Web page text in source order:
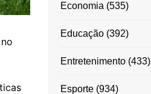
Economia (535)
Educação (392)
Entretenimento (433)
Esporte (934)